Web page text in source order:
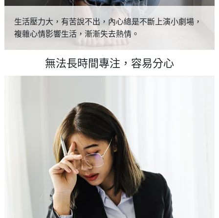
生活壓力大，有苦說不出，內心總是不斷上演小劇場，
複雜心情影響生活，漸漸失去熱情。
無法長時間專注，容易分心